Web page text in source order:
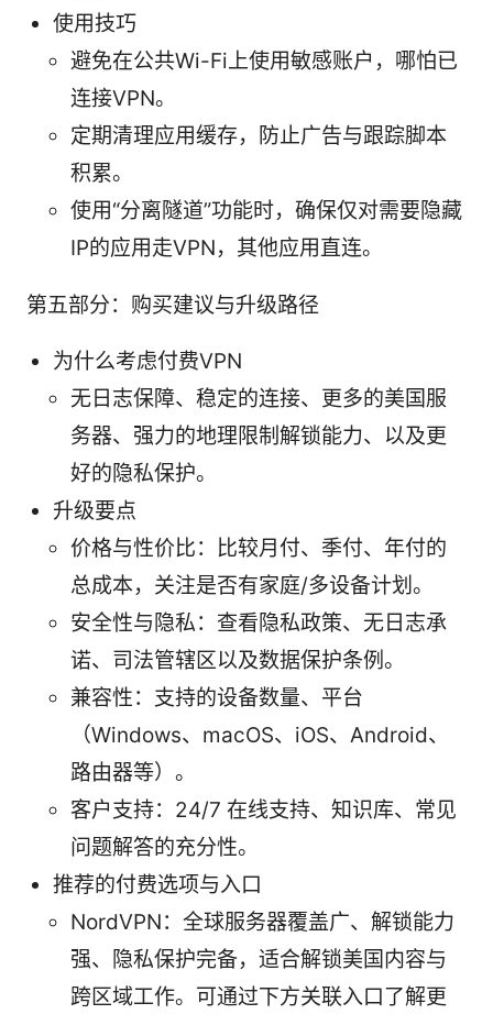
使用技巧
避免在公共Wi-Fi上使用敏感账户，哪怕已
连接VPN。
定期清理应用缓存，防止广告与跟踪脚本
积累。
使用“分离隧道”功能时，确保仅对需要隐藏
IP的应用走VPN，其他应用直连。
第五部分：购买建议与升级路径
为什么考虑付费VPN
无日志保障、稳定的连接、更多的美国服
务器、强力的地理限制解锁能力、以及更
好的隐私保护。
升级要点
价格与性价比：比较月付、季付、年付的
总成本，关注是否有家庭/多设备计划。
安全性与隐私：查看隐私政策、无日志承
诺、司法管辖区以及数据保护条例。
兼容性：支持的设备数量、平台
（Windows、macOS、iOS、Android、
路由器等）。
客户支持：24/7 在线支持、知识库、常见
问题解答的充分性。
推荐的付费选项与入口
NordVPN：全球服务器覆盖广、解锁能力
强、隐私保护完备，适合解锁美国内容与
跨区域工作。可通过下方关联入口了解更